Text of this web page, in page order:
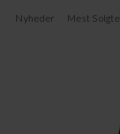
Nyheder Mest Solgte